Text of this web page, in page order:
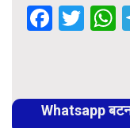
Reading
Whatsapp